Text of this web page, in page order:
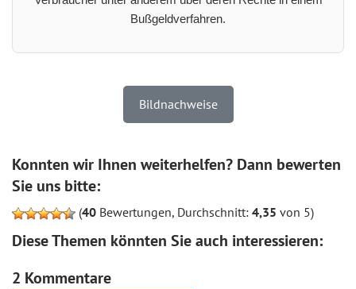
Bußgeldverfahren.
Bildnachweise
Konnten wir Ihnen weiterhelfen? Dann bewerten
Sie uns bitte:
(40 Bewertungen, Durchschnitt: 4,35 von 5)
Diese Themen könnten Sie auch interessieren:
2 Kommentare